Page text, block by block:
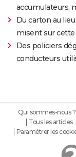
accumulateurs,
Du carton au
misent sur
Des policiers
conducteurs
Qui sommes-nous ?
Tous les articles
Paramétrer les